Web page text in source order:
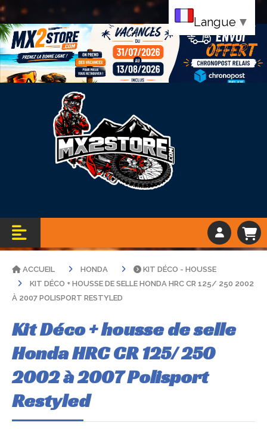
Bandeau vacance
ACCUEIL HONDA
KIT DÉCO - HOUSSE
KIT DÉCO + HOUSSE DE SELLE HONDA HRC CR 125/ 250 2002
À 2007 POLISPORT RESTYLED
Kit Déco + housse de selle
Honda HRC CR 125/ 250
2002 à 2007 Polisport
Restyled
Langue ▼